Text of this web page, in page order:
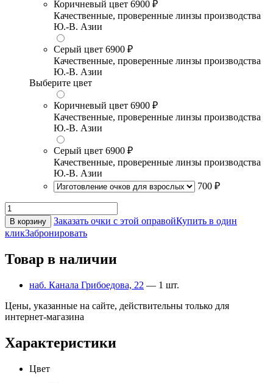
Коричневый цвет 6900 ₽
Качественные, проверенные линзы производства
Ю.-В. Азии
Серый цвет 6900 ₽
Качественные, проверенные линзы производства
Ю.-В. Азии
Выберите цвет
Коричневый цвет 6900 ₽
Качественные, проверенные линзы производства
Ю.-В. Азии
Серый цвет 6900 ₽
Качественные, проверенные линзы производства
Ю.-В. Азии
700 ₽
В корзину Заказать очки с этой оправойКупить в один
кликЗабронировать
Товар в наличии
наб. Канала Грибоедова, 22 — 1 шт.
Цены, указанные на сайте, действительны только для
интернет-магазина
Характеристики
Цвет